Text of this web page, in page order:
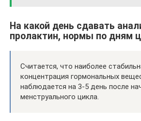
На какой день сдавать
пролактин, нормы по дням
Считается, что наиболее
концентрация гормональных
наблюдается на 3-5 день после
менструального цикла.